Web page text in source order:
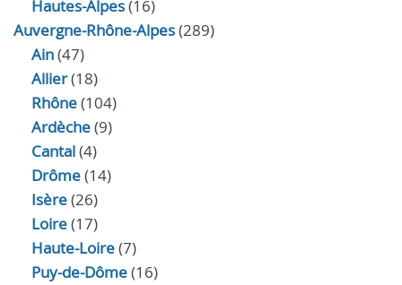
Hautes-Alpes(16)
Auvergne-Rhône-Alpes(289)
Ain(47)
Allier(18)
Rhône(104)
Ardèche(9)
Cantal(4)
Drôme(14)
Isère(26)
Loire(17)
Haute-Loire(7)
Puy-de-Dôme(16)